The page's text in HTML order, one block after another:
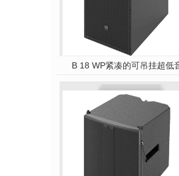
B 18 WP紧凑的可吊挂超低